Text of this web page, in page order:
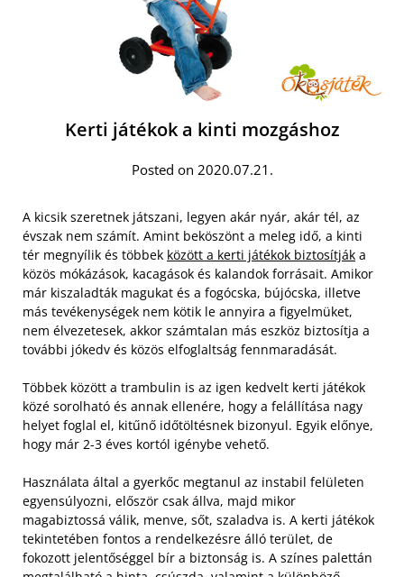
Kerti játékok a kinti mozgáshoz
Posted on 2020.07.21.
A kicsik szeretnek játszani, legyen akár nyár, akár tél, az
évszak nem számít. Amint beköszönt a meleg idő, a kinti
tér megnyílik és többek között a kerti játékok biztosítják a
közös mókázások, kacagások és kalandok forrásait. Amikor
már kiszaladták magukat és a fogócska, bújócska, illetve
más tevékenységek nem kötik le annyira a figyelmüket,
nem élvezetesek, akkor számtalan más eszköz biztosítja a
további jókedv és közös elfoglaltság fennmaradását.
Többek között a trambulin is az igen kedvelt kerti játékok
közé sorolható és annak ellenére, hogy a felállítása nagy
helyet foglal el, kitűnő időtöltésnek bizonyul. Egyik előnye,
hogy már 2-3 éves kortól igénybe vehető.
Használata által a gyerkőc megtanul az instabil felületen
egyensúlyozni, először csak állva, majd mikor
magabiztossá válik, menve, sőt, szaladva is. A kerti játékok
tekintetében fontos a rendelkezésre álló terület, de
fokozott jelentőséggel bír a biztonság is. A színes palettán